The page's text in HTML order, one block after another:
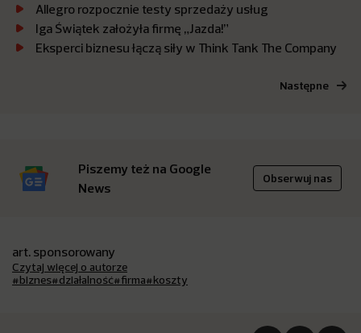
Allegro rozpocznie testy sprzedaży usług
Iga Świątek założyła firmę „Jazda!”
Eksperci biznesu łączą siły w Think Tank The Company
Następne
Piszemy też na Google
News
Obserwuj nas
art. sponsorowany
Czytaj więcej o autorze
#biznes#działalność#firma#koszty